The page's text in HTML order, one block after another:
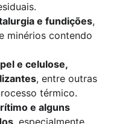
e fundições,
minérios contendo
e celulose,
, entre outras
térmico.
e alguns
, especialmente